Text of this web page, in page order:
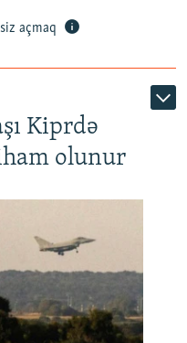
açmaq
Kiprdə
olunur